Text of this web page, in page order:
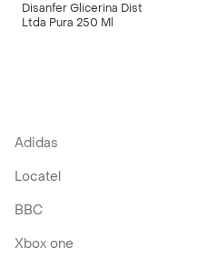
Disanfer Glicerina Dist
Ltda Pura 250 Ml
Adidas
Locatel
BBC
Xbox one